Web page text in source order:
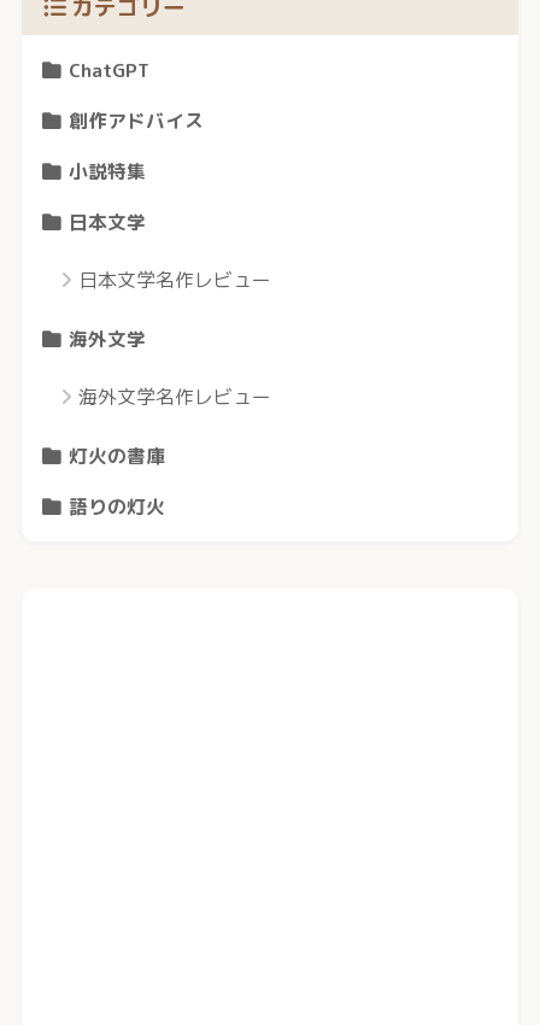
カテゴリー
ChatGPT
創作アドバイス
小説特集
日本文学
日本文学名作レビュー
海外文学
海外文学名作レビュー
灯火の書庫
語りの灯火